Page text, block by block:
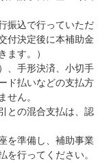
振込で行っていただ
付決定後に本補助金
ます。）
手形決済、小切手
ド払いなどの支払方
せん。
との混合支払は、認
準備し、補助事業
を行ってください。